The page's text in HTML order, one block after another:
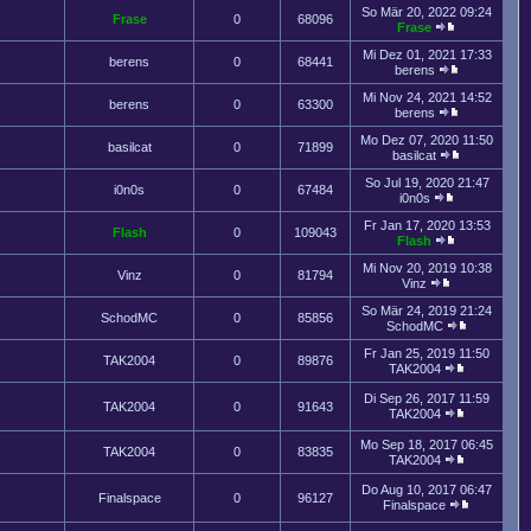
Frase 0 68096
So Mär 20, 2022 09:24
Frase
berens 0 68441
Mi Dez 01, 2021 17:33
berens
berens 0 63300
Mi Nov 24, 2021 14:52
berens
basilcat 0 71899
Mo Dez 07, 2020 11:50
basilcat
i0n0s 0 67484
So Jul 19, 2020 21:47
i0n0s
Flash 0 109043
Fr Jan 17, 2020 13:53
Flash
Vinz 0 81794
Mi Nov 20, 2019 10:38
Vinz
SchodMC 0 85856
So Mär 24, 2019 21:24
SchodMC
TAK2004 0 89876
Fr Jan 25, 2019 11:50
TAK2004
TAK2004 0 91643
Di Sep 26, 2017 11:59
TAK2004
TAK2004 0 83835
Mo Sep 18, 2017 06:45
TAK2004
Finalspace 0 96127
Do Aug 10, 2017 06:47
Finalspace